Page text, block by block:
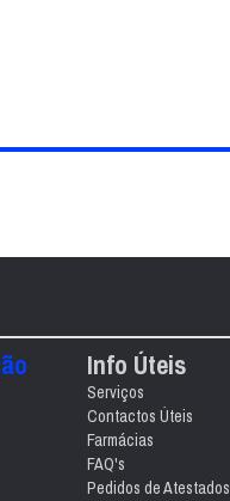
Info Úteis
Serviços
Contactos Úteis
Farmácias
FAQ's
Pedidos de Atestados